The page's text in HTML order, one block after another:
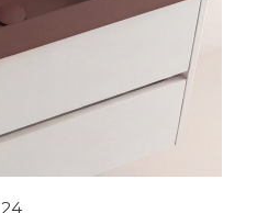
24